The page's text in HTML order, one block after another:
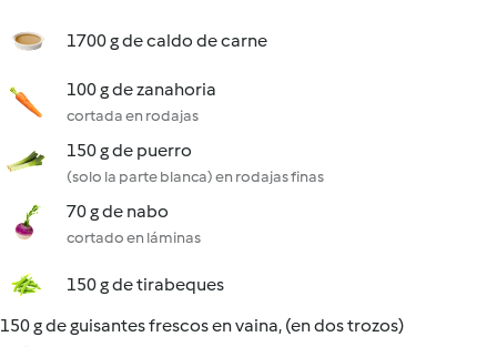
1700 g de caldo de carne
100 g de zanahoria
cortada en rodajas
150 g de puerro
(solo la parte blanca) en rodajas finas
70 g de nabo
cortado en láminas
150 g de tirabeques
150 g de guisantes frescos en vaina, (en dos trozos)